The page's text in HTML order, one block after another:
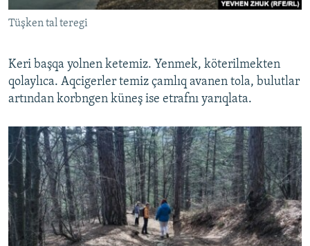
Tüşken tal teregi
Keri başqa yolnen ketemiz. Yenmek, köterilmekten
qolaylıca. Aqcigerler temiz çamlıq avanen tola, bulutlar
artından korbngen küneş ise etrafnı yarıqlata.